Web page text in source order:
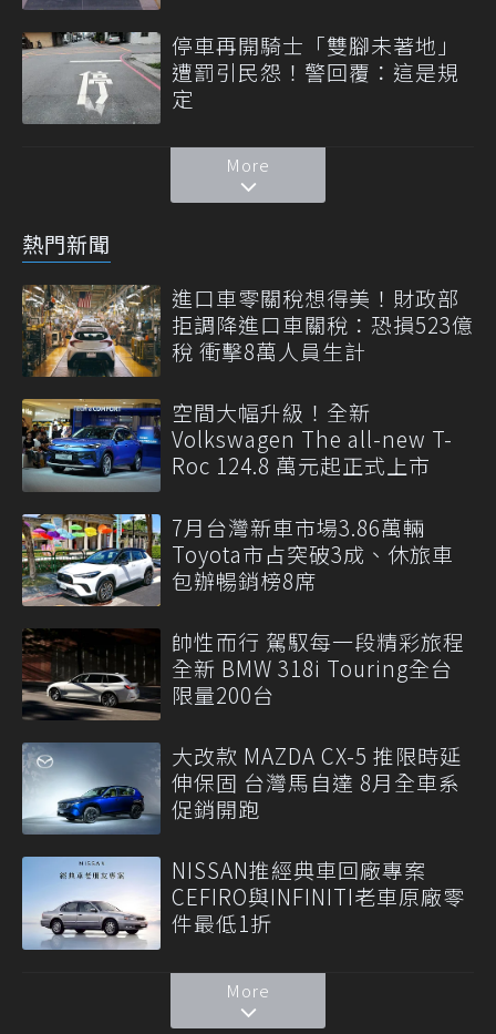
停車再開騎士「雙腳未著地」
遭罰引民怨！警回覆：這是規
定
More
熱門新聞
進口車零關稅想得美！財政部
拒調降進口車關稅：恐損523億
稅 衝擊8萬人員生計
空間大幅升級！全新
Volkswagen The all-new T-
Roc 124.8 萬元起正式上市
7月台灣新車市場3.86萬輛
Toyota市占突破3成、休旅車
包辦暢銷榜8席
帥性而行 駕馭每一段精彩旅程
全新 BMW 318i Touring全台
限量200台
大改款 MAZDA CX-5 推限時延
伸保固 台灣馬自達 8月全車系
促銷開跑
NISSAN推經典車回廠專案
CEFIRO與INFINITI老車原廠零
件最低1折
More